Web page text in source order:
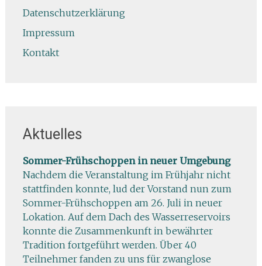
Datenschutzerklärung
Impressum
Kontakt
Aktuelles
Sommer-Frühschoppen in neuer Umgebung
Nachdem die Veranstaltung im Frühjahr nicht
stattfinden konnte, lud der Vorstand nun zum
Sommer-Frühschoppen am 26. Juli in neuer
Lokation. Auf dem Dach des Wasserreservoirs
konnte die Zusammenkunft in bewährter
Tradition fortgeführt werden. Über 40
Teilnehmer fanden zu uns für zwanglose